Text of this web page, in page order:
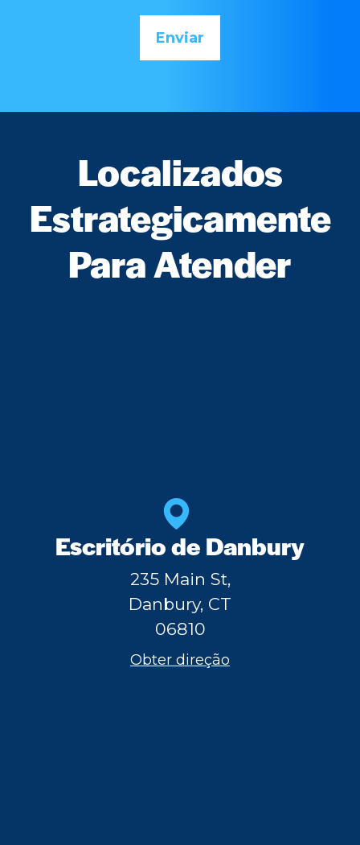
Localizados
Estrategicamente
Para Atender
Escritório de Danbury
235 Main St,
Danbury, CT
06810
Obter direção